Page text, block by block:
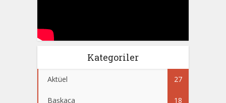
Kategoriler
Aktüel 27
Başkaca 18